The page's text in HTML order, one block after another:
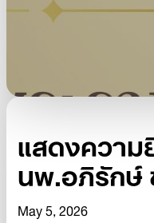
แสดงควา
นพ.อภิรักษ์
May 5, 2026